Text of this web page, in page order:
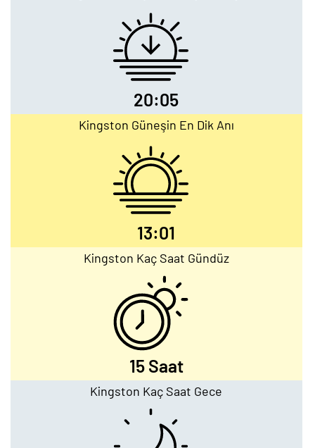
20:05
Kingston Güneşin En Dik Anı
13:01
Kingston Kaç Saat Gündüz
15 Saat
Kingston Kaç Saat Gece